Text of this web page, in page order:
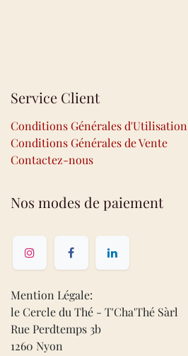
Service Client
Conditions Générales d'Utilisation
Conditions Générales de Vente
Contactez-nous
Nos modes de paiement
Mention Légale:
le Cercle du Thé - T'Cha'Thé Sàrl
Rue Perdtemps 3b
1260 Nyon